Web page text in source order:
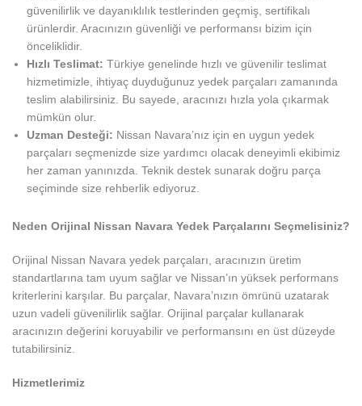
güvenilirlik ve dayanıklılık testlerinden geçmiş, sertifikalı
ürünlerdir. Aracınızın güvenliği ve performansı bizim için
önceliklidir.
Hızlı Teslimat: Türkiye genelinde hızlı ve güvenilir teslimat
hizmetimizle, ihtiyaç duyduğunuz yedek parçaları zamanında
teslim alabilirsiniz. Bu sayede, aracınızı hızla yola çıkarmak
mümkün olur.
Uzman Desteği: Nissan Navara’nız için en uygun yedek
parçaları seçmenizde size yardımcı olacak deneyimli ekibimiz
her zaman yanınızda. Teknik destek sunarak doğru parça
seçiminde size rehberlik ediyoruz.
Neden Orijinal Nissan Navara Yedek Parçalarını Seçmelisiniz?
Orijinal Nissan Navara yedek parçaları, aracınızın üretim
standartlarına tam uyum sağlar ve Nissan’ın yüksek performans
kriterlerini karşılar. Bu parçalar, Navara’nızın ömrünü uzatarak
uzun vadeli güvenilirlik sağlar. Orijinal parçalar kullanarak
aracınızın değerini koruyabilir ve performansını en üst düzeyde
tutabilirsiniz.
Hizmetlerimiz